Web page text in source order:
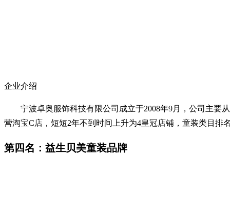
企业介绍
宁波卓奥服饰科技有限公司成立于2008年9月，公司主要从
营淘宝C店，短短2年不到时间上升为4皇冠店铺，童装类目排
第四名：益生贝美童装品牌